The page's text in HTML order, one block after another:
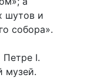
шутов и
собора».
Петре I.
музей.